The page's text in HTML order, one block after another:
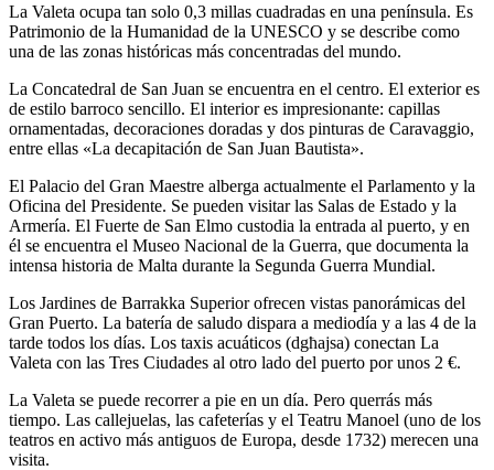
La Valeta ocupa tan solo 0,3 millas cuadradas en una península. Es
Patrimonio de la Humanidad de la UNESCO y se describe como
una de las zonas históricas más concentradas del mundo.
La Concatedral de San Juan se encuentra en el centro. El exterior es
de estilo barroco sencillo. El interior es impresionante: capillas
ornamentadas, decoraciones doradas y dos pinturas de Caravaggio,
entre ellas «La decapitación de San Juan Bautista».
El Palacio del Gran Maestre alberga actualmente el Parlamento y la
Oficina del Presidente. Se pueden visitar las Salas de Estado y la
Armería. El Fuerte de San Elmo custodia la entrada al puerto, y en
él se encuentra el Museo Nacional de la Guerra, que documenta la
intensa historia de Malta durante la Segunda Guerra Mundial.
Los Jardines de Barrakka Superior ofrecen vistas panorámicas del
Gran Puerto. La batería de saludo dispara a mediodía y a las 4 de la
tarde todos los días. Los taxis acuáticos (dgħajsa) conectan La
Valeta con las Tres Ciudades al otro lado del puerto por unos 2 €.
La Valeta se puede recorrer a pie en un día. Pero querrás más
tiempo. Las callejuelas, las cafeterías y el Teatru Manoel (uno de los
teatros en activo más antiguos de Europa, desde 1732) merecen una
visita.